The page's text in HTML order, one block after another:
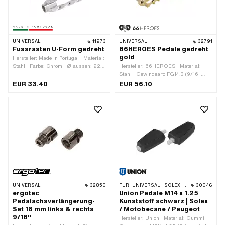
UNIVERSAL 11973
Fussrasten U-Form gedreht
Hersteller: Made in Portugal · Material:
Stahl · Farbe: Chrom · Ø aussen: 22
mm · Oberfläche: verchromt ·
EUR 33.40
UNIVERSAL 32791
66HEROES Pedale gedreht
gold
Hersteller: 66HEROES · Material:
Stahl · Gewindeart: FG14.3 (9/16"
20G) · Farbe: gold · Breite: 76 mm ·
Schlüsselweite: 15 mm · Reflektoren:
EUR 56.10
UNIVERSAL 32850
ergotec
Pedalachsverlängerung-
Set 18 mm links & rechts
9/16"
FÜR: UNIVERSAL · SOLEX · MBK / MOTOBÉCANE · PEUGEOT 30046
Union Pedale M14 x 1.25
Kunststoff schwarz | Solex
/ Motobecane / Peugeot
Hersteller: Union · Material: Gummi ·